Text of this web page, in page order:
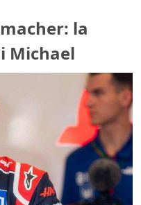
la
Michael